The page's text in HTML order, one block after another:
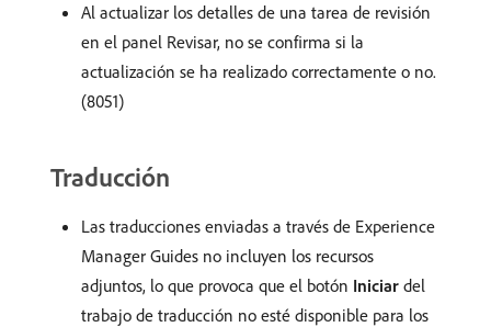
Al actualizar los detalles de una tarea de revisión
en el panel Revisar, no se confirma si la
actualización se ha realizado correctamente o no.
(8051)
Traducción
Las traducciones enviadas a través de Experience
Manager Guides no incluyen los recursos
adjuntos, lo que provoca que el botón Iniciar del
trabajo de traducción no esté disponible para los